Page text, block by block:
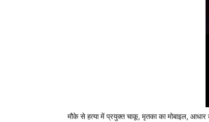
मौके से हत्या में प्रयुक्त चाकू, मृतका का मोबाइल,